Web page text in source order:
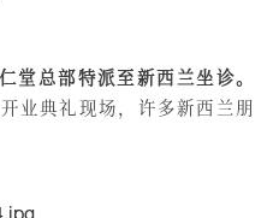
堂总部特派至新西兰坐诊。
业典礼现场，许多新西兰朋